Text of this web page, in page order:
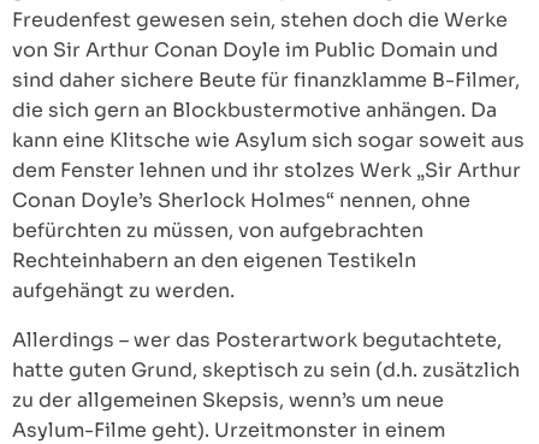
Freudenfest gewesen sein, stehen doch die Werke
von Sir Arthur Conan Doyle im Public Domain und
sind daher sichere Beute für finanzklamme B-Filmer,
die sich gern an Blockbustermotive anhängen. Da
kann eine Klitsche wie Asylum sich sogar soweit aus
dem Fenster lehnen und ihr stolzes Werk „Sir Arthur
Conan Doyle’s Sherlock Holmes“ nennen, ohne
befürchten zu müssen, von aufgebrachten
Rechteinhabern an den eigenen Testikeln
aufgehängt zu werden.
Allerdings – wer das Posterartwork begutachtete,
hatte guten Grund, skeptisch zu sein (d.h. zusätzlich
zu der allgemeinen Skepsis, wenn’s um neue
Asylum-Filme geht). Urzeitmonster in einem